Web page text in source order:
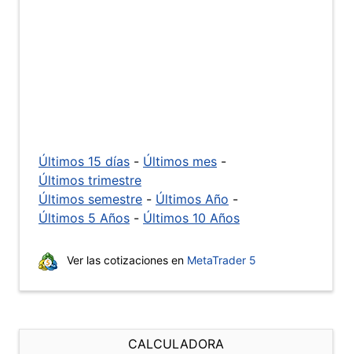
Últimos 15 días - Últimos mes -
Últimos trimestre
Últimos semestre - Últimos Año -
Últimos 5 Años - Últimos 10 Años
Ver las cotizaciones en MetaTrader 5
CALCULADORA